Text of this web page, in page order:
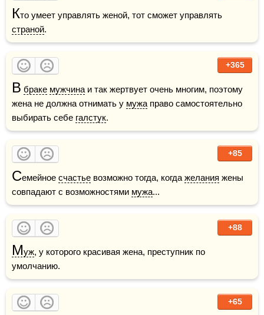
К
страной.
+365
В браке мужчина и так жертвует очень многим, поэтому
жена не должна отнимать у мужа право самостоятельно
выбирать себе галстук.
+85
Семейное счастье возможно тогда, когда желания жены
совпадают с возможностями мужа...
+88
Муж, у которого красивая жена, преступник по
умолчанию.
+65